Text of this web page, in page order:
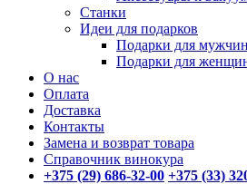
Станки
Идеи для подарков
Подарки для мужчин
Подарки для
О нас
Оплата
Доставка
Контакты
Замена и возврат товара
Справочник винокура
+375 (29) 686-32-00 +375 (33)